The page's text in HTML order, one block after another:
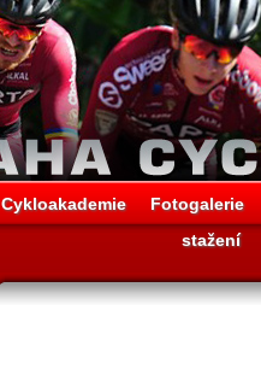
Cykloakademie
Fotogalerie
stažení